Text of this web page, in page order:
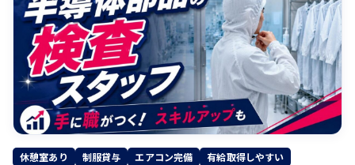
休憩室あり 制服貸与 エアコン完備
有給取得しやすい